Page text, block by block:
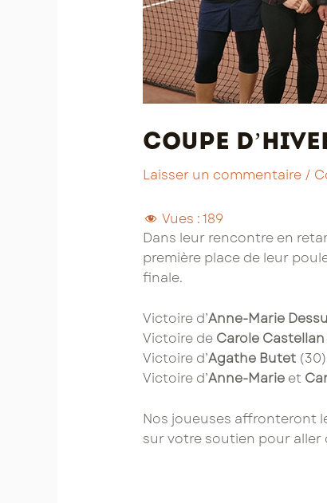
Coupe
Laisser un commentaire /
Vues :189
Dans leur rencontre en
première place de leur
finale.
Victoire d’Anne-Marie
Victoire de Carole Castellan
Victoire d’Agathe Butet(30)
Victoire d’Anne-Marieet
Nos joueuses affronteront
sur votre soutien pour